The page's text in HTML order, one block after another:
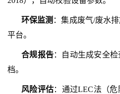
环保监测 ：集成废气/废水
平台。
合规报告：自动生成安全
档。
风险评估：通过LEC法（